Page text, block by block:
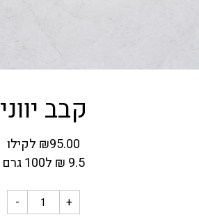
קבב יווני
₪95.00
לקילו
9.5
₪ ל100 גרם
- +